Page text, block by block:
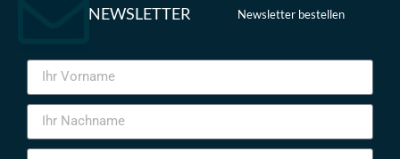
NEWSLETTER Newsletter bestellen